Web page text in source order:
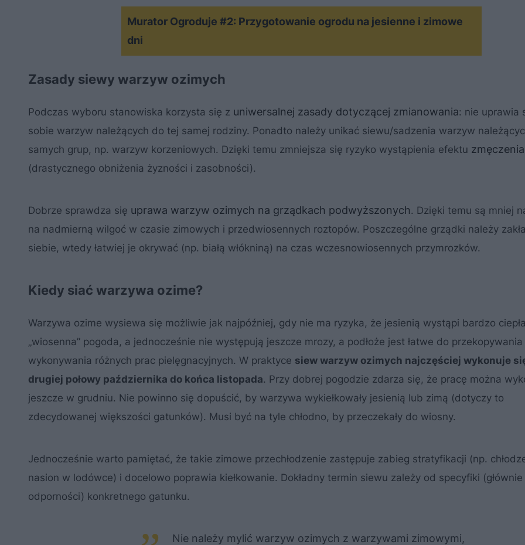
Murator Ogroduje #2: Przygotowanie ogrodu na jesienne i zimowe
dni
Zasady siewy warzyw ozimych
Podczas wyboru stanowiska korzysta się z uniwersalnej zasady dotyczącej zmianowania: nie uprawia
sobie warzyw należących do tej samej rodziny. Ponadto należy unikać siewu/sadzenia warzyw
samych grup, np. warzyw korzeniowych. Dzięki temu zmniejsza się ryzyko wystąpienia efektu
(drastycznego obniżenia żyzności i zasobności).
Dobrze sprawdza się uprawa warzyw ozimych na grządkach podwyższonych. Dzięki temu są mniej
na nadmierną wilgoć w czasie zimowych i przedwiosennych roztopów. Poszczególne grządki należy
siebie, wtedy łatwiej je okrywać (np. białą włókniną) na czas wczesnowiosennych przymrozków.
Kiedy siać warzywa ozime?
Warzywa ozime wysiewa się możliwie jak najpóźniej, gdy nie ma ryzyka, że jesienią wystąpi bardzo ciepła
„wiosenna” pogoda, a jednocześnie nie występują jeszcze mrozy, a podłoże jest łatwe do przekopywania
wykonywania różnych prac pielęgnacyjnych. W praktyce siew warzyw ozimych najczęściej wykonuje
drugiej połowy października do końca listopada. Przy dobrej pogodzie zdarza się, że pracę można
jeszcze w grudniu. Nie powinno się dopuścić, by warzywa wykiełkowały jesienią lub zimą (dotyczy to
zdecydowanej większości gatunków). Musi być na tyle chłodno, by przeczekały do wiosny.
Jednocześnie warto pamiętać, że takie zimowe przechłodzenie zastępuje zabieg stratyfikacji (np.
nasion w lodówce) i docelowo poprawia kiełkowanie. Dokładny termin siewu zależy od specyfiki (głównie
odporności) konkretnego gatunku.
Nie należy mylić warzyw ozimych z warzywami zimowymi,